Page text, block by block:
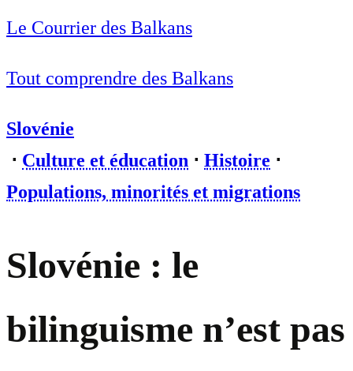
Le Courrier des Balkans
Tout comprendre des Balkans
Slovénie
⋅ Culture et éducation ⋅ Histoire ⋅
Populations, minorités et migrations
Slovénie : le
bilinguisme n’est pas